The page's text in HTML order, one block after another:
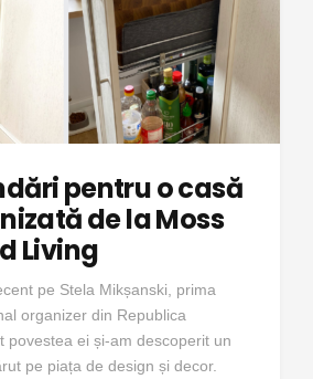
pentru o casă
de la Moss
Living
pe Stela Mikșanski, prima
organizer din Republica
povestea ei și-am descoperit un
pe piața de design și decor.